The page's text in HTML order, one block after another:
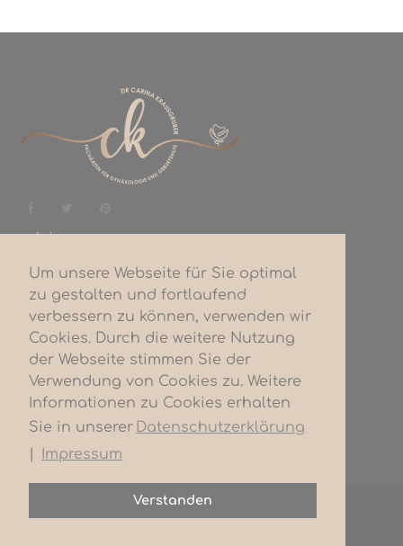
Um unsere Webseite für Sie optimal
zu gestalten und fortlaufend
verbessern zu können, verwenden wir
Cookies. Durch die weitere Nutzung
der Webseite stimmen Sie der
Verwendung von Cookies zu. Weitere
Informationen zu Cookies erhalten
Sie in unserer Datenschutzerklärung
Impressum
Verstanden
— Adresse
Starhemberg 4
4680 Haag/Hausruck
— Kontakt
office@ck-gyn.at
— Rechtliches
Datenschutzerklärung
Impressum